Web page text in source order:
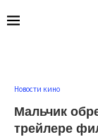
Новости кино
Мальчик
трейлере